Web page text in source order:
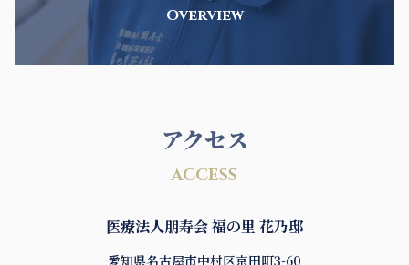
Overview
アクセス
ACCESS
医療法人朋寿会 福の里 花乃邸
愛知県名古屋市中村区京田町3-60